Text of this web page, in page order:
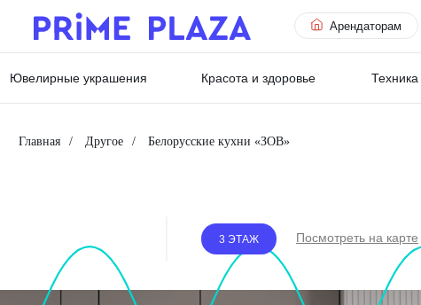
Ювелирные украшения Красота и здоровье Техника
Арендаторам
Главная / Другое / Белорусские кухни «ЗОВ»
Посмотреть на карте
3 ЭТАЖ